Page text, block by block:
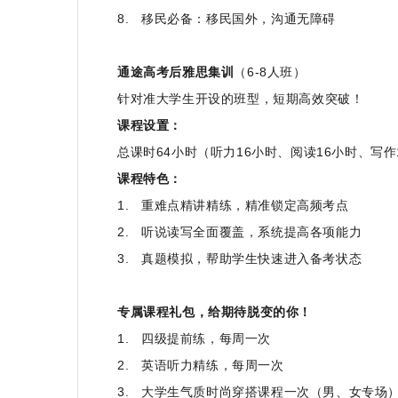
8. 移民必备：移民国外，沟通无障碍
通途高考后雅思集训 （6-8 人班）
针对准大学生开设的班型，短期高效突破！
课程设置：
总课时64小时（听力 16小时、阅读16小时、写作
课程特色：
1. 重难点精讲精练，精准锁定高频考点
2. 听说读写全面覆盖，系统提高各项能力
3. 真题模拟，帮助学生快速进入备考状态
专属课程礼包，给期待脱变的你！
1. 四级提前练，每周一次
2. 英语听力精练，每周一次
3. 大学生气质时尚穿搭课程一次（男、女专场）